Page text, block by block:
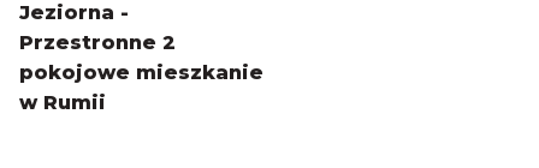
Jeziorna -
Przestronne 2
pokojowe mieszkanie
w Rumii